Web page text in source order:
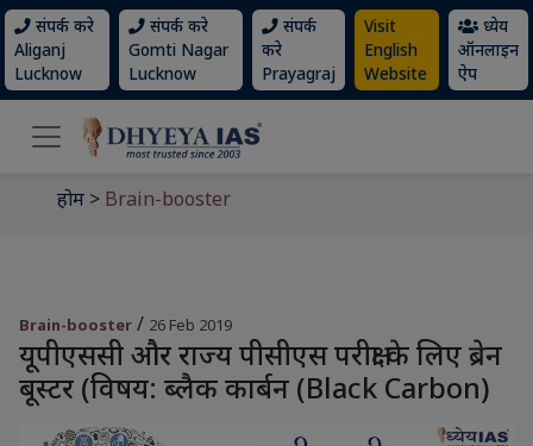
संपर्क करे
Aliganj
Lucknow
संपर्क करे
Gomti Nagar
Lucknow
संपर्क
करे
Prayagraj
Visit
English
Website
ध्येय
ऑनलाइन
ऐप
होम > Brain-booster
Brain-booster / 26 Feb 2019
यूपीएससी और राज्य पीसीएस परीक्षा के लिए ब्रेन
बूस्टर (विषय: ब्लैक कार्बन (Black Carbon)